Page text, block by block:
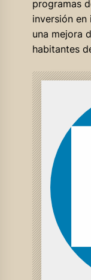
programas
inversión en
una mejora
habitantes